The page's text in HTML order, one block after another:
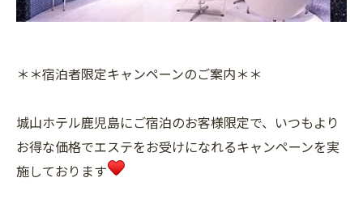
＊＊宿泊者限定キャンペーンのご案内＊＊
城山ホテル鹿児島にご宿泊のお客様限定で、いつもより
お得な価格でエステをお受けになれるキャンペーンを実
施しております